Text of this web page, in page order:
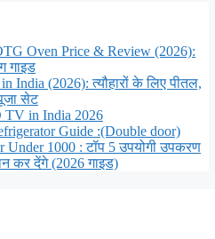
Oven Price & Review (2026):
गाइड
India (2026): त्यौहारों के लिए पीतल,
सेट
TV in India 2026
Guide :(Double door)
Under 1000 : टॉप 5 उपयोगी उपकरण
कर देंगे (2026 गाइड)